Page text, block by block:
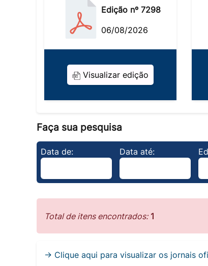
Edição nº 7298
06/08/2026
Visualizar edição
Faça sua pesquisa
Data de: Data até:
Total de itens encontrados: 1
→ Clique aqui para visualizar os jornais